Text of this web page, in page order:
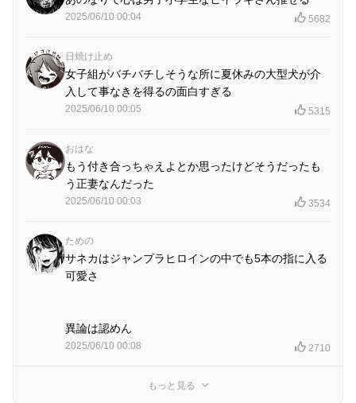
2025/06/10 00:04 5682
日焼け止め
女子組がバチバチしそうな所に夏休みの大型犬が介
入して事なきを得るの面白すぎる
2025/06/10 00:05 5315
おはな
もう付き合っちゃえよとか思ったけどそうだったも
う正妻なんだった
2025/06/10 00:03 3534
ための
サネカはジャンプラヒロインの中でも5本の指に入る
可愛さ
異論は認めん
2025/06/10 00:08 2710
もっと見る